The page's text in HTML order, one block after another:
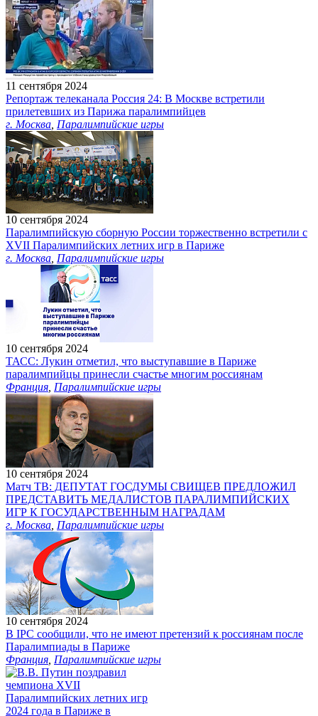
11 сентября 2024
Репортаж телеканала Россия 24: В Москве встретили
прилетевших из Парижа паралимпийцев
г. Москва Паралимпийские игры
10 сентября 2024
Паралимпийскую сборную России торжественно встретили с
XVII Паралимпийских летних игр в Париже
г. Москва Паралимпийские игры
10 сентября 2024
ТАСС: Лукин отметил, что выступавшие в Париже
паралимпийцы принесли счастье многим россиянам
Франция Паралимпийские игры
10 сентября 2024
Матч ТВ: ДЕПУТАТ ГОСДУМЫ СВИЩЕВ ПРЕДЛОЖИЛ
ПРЕДСТАВИТЬ МЕДАЛИСТОВ ПАРАЛИМПИЙСКИХ
ИГР К ГОСУДАРСТВЕННЫМ НАГРАДАМ
г. Москва Паралимпийские игры
10 сентября 2024
В IPC сообщили, что не имеют претензий к россиянам после
Паралимпиады в Париже
Франция Паралимпийские игры